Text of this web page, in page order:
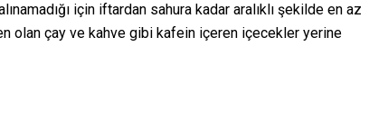
için iftardan sahura kadar aralıklı şekilde en az
olan çay ve kahve gibi kafein içeren içecekler yerine